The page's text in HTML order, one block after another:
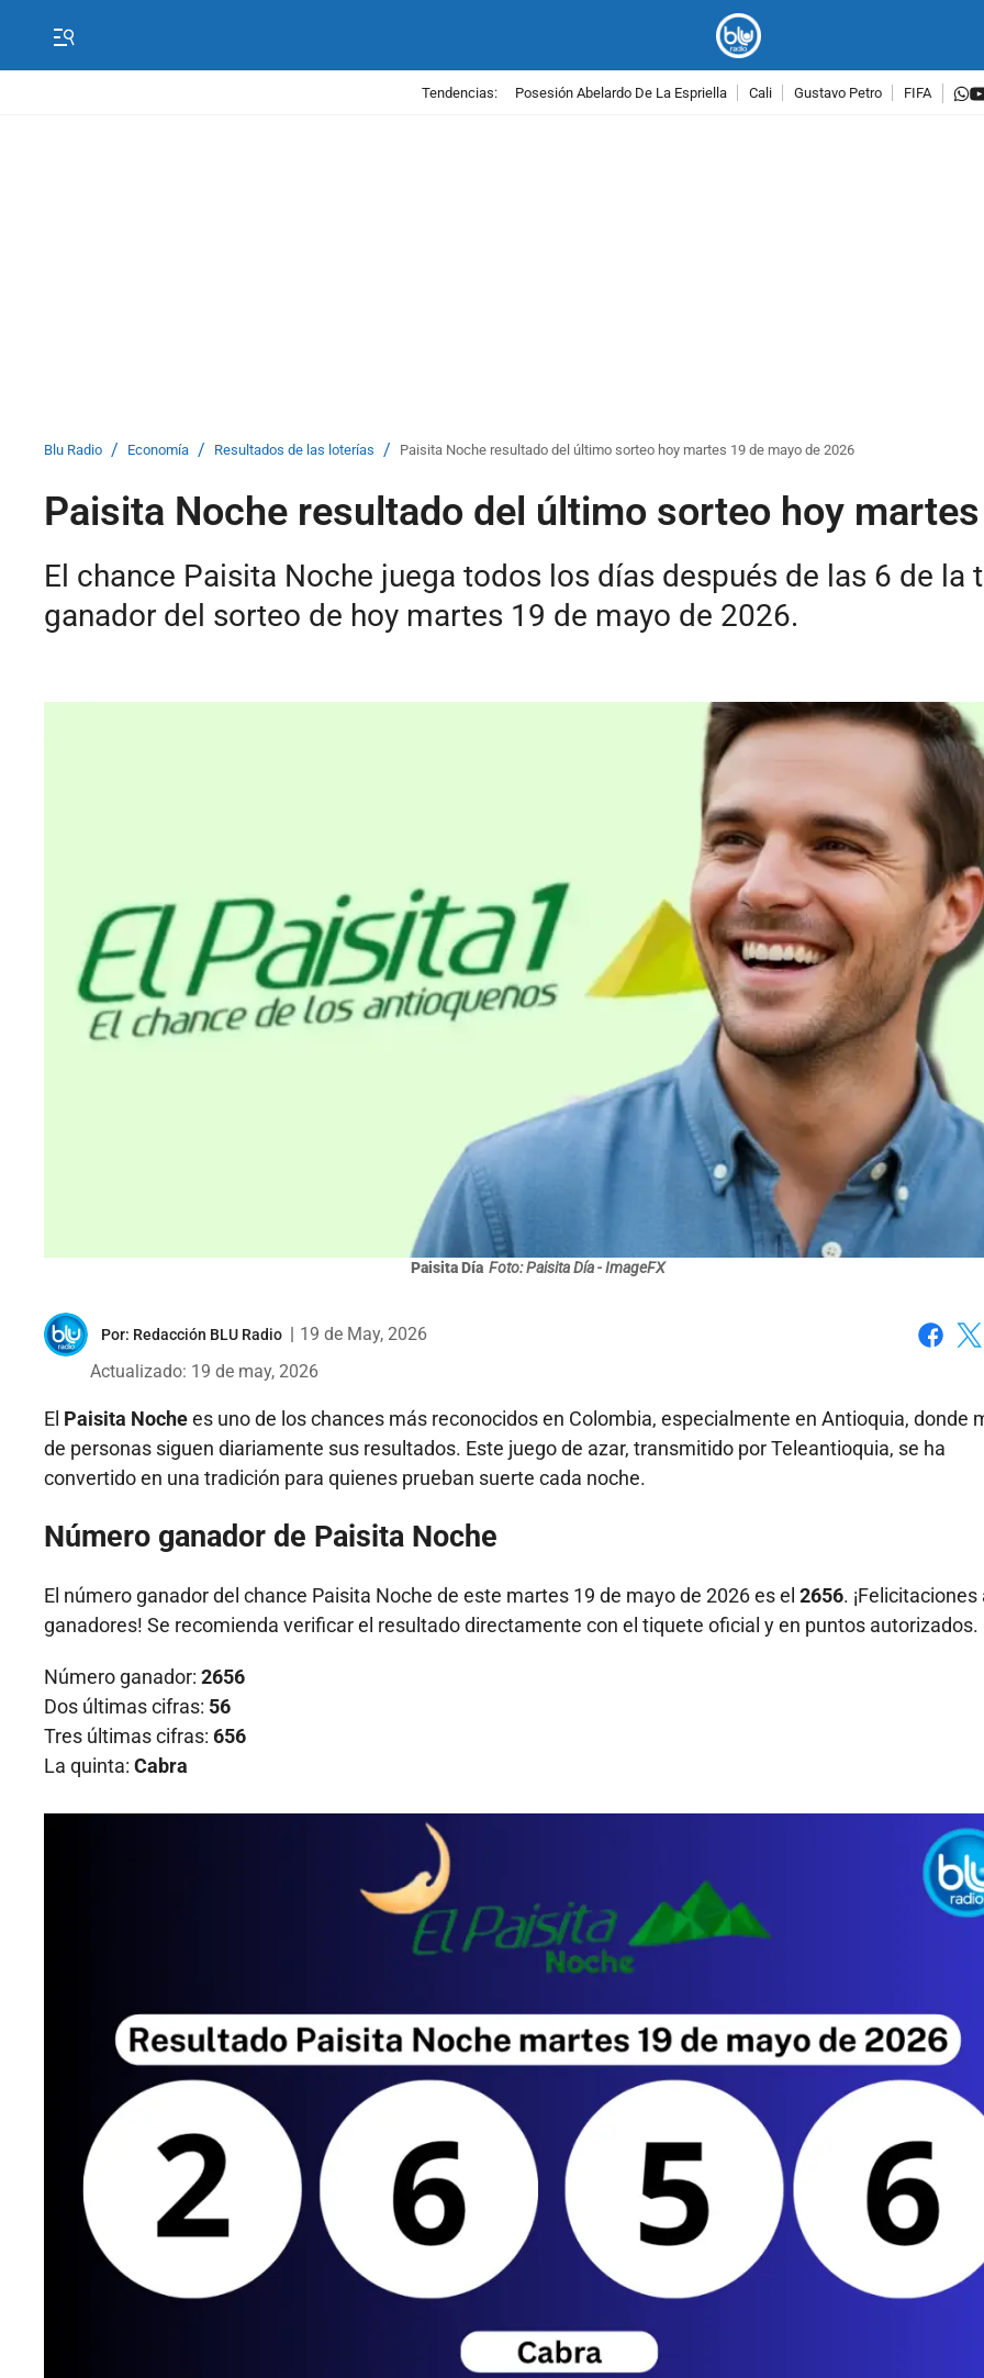
Tendencias: Posesión Abelardo De La Espriella Cali Gustavo Petro FIFA
Blu Radio / Economía / Resultados de las loterías / Paisita Noche resultado del último sorteo hoy martes 19 de mayo de 2026
Paisita Noche resultado del último sorteo hoy
El chance Paisita Noche juega todos los días después de las 6 de la
ganador del sorteo de hoy martes 19 de mayo de 2026.
Paisita Día Foto: Paisita Día - ImageFX
Por: Redacción BLU Radio
19 de May, 2026
Actualizado: 19 de may, 2026
El Paisita Nochees uno de los chances más reconocidos en Colombia, especialmente en Antioquia, donde
de personas siguen diariamente sus resultados. Este juego de azar, transmitido por Teleantioquia, se ha
convertido en una tradición para quienes prueban suerte cada noche.
Número ganador de Paisita Noche
El número ganador del chance Paisita Noche de este martes 19 de mayo de 2026 es el 2656. ¡Felicitaciones
ganadores! Se recomienda verificar el resultado directamente con el tiquete oficial y en puntos autorizados.
Número ganador: 2656
Dos últimas cifras: 56
Tres últimas cifras: 656
La quinta: Cabra